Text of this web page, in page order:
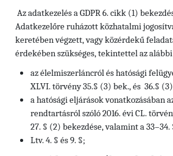
Az adatkezelés a GDPR 6. cikk (1)
Adatkezelőre ruházott közhatalmi
keretében végzett, vagy közérdekű
érdekében szükséges, tekintettel az
az élelmiszerláncról és hatósági
XLVI. törvény 35.§ (3) bek., és 36.§
a hatósági eljárások vonatkozásában
rendtartásról szóló 2016. évi CL.
27. § (2) bekezdése, valamint a 33–34.
Ltv. 4. § és 9. §;